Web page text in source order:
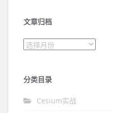
文章归档
文章归档
分类目录
Cesium实战